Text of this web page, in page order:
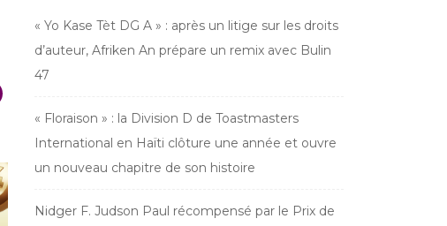
« Yo Kase Tèt DG A » : après un litige sur les droits
d’auteur, Afriken An prépare un remix avec Bulin
47
« Floraison » : la Division D de Toastmasters
International en Haïti clôture une année et ouvre
un nouveau chapitre de son histoire
Nidger F. Judson Paul récompensé par le Prix de